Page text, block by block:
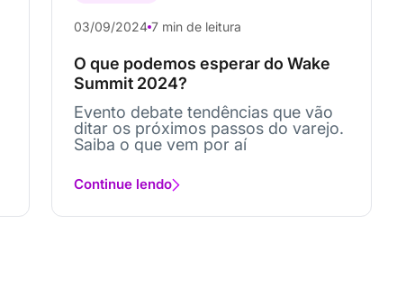
03/09/2024 7 min de leitura
O que podemos esperar do Wake
Summit 2024?
Evento debate tendências que vão
ditar os próximos passos do varejo.
Saiba o que vem por aí
Continue lendo